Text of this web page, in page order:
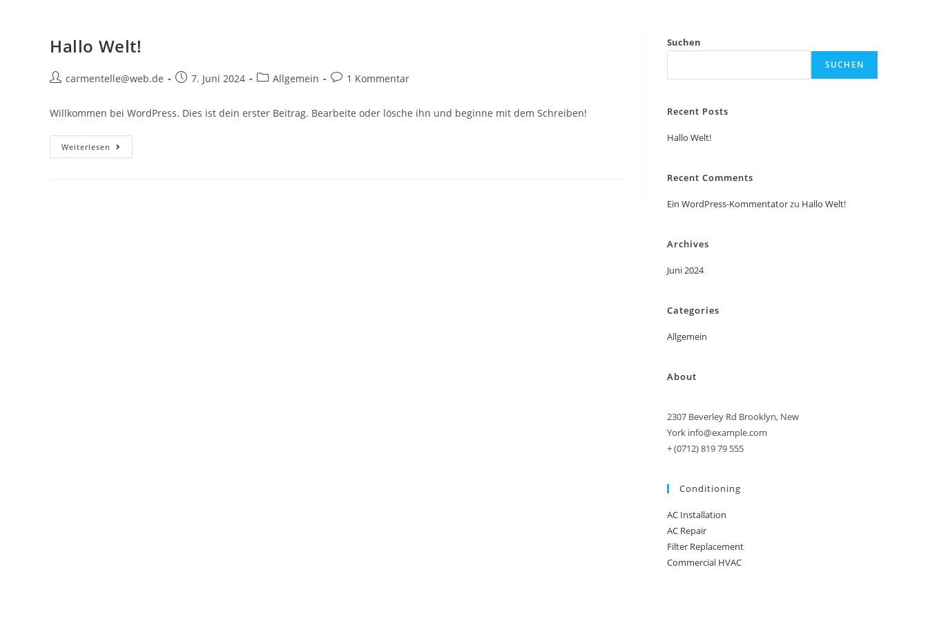
Hallo Welt!
carmentelle@web.de 7. Juni 2024 Allgemein 1 Kommentar
Willkommen bei WordPress. Dies ist dein erster Beitrag. Bearbeite oder lösche ihn und beginne mit dem Schreiben!
Weiterlesen
Suchen
SUCHEN
Recent Posts
Hallo Welt!
Recent Comments
Ein WordPress-Kommentatorzu Hallo Welt!
Archives
Juni 2024
Categories
Allgemein
About
2307 Beverley Rd Brooklyn, New
York info@example.com
+ (0712) 819 79 555
Conditioning
AC Installation
AC Repair
Filter Replacement
Commercial HVAC